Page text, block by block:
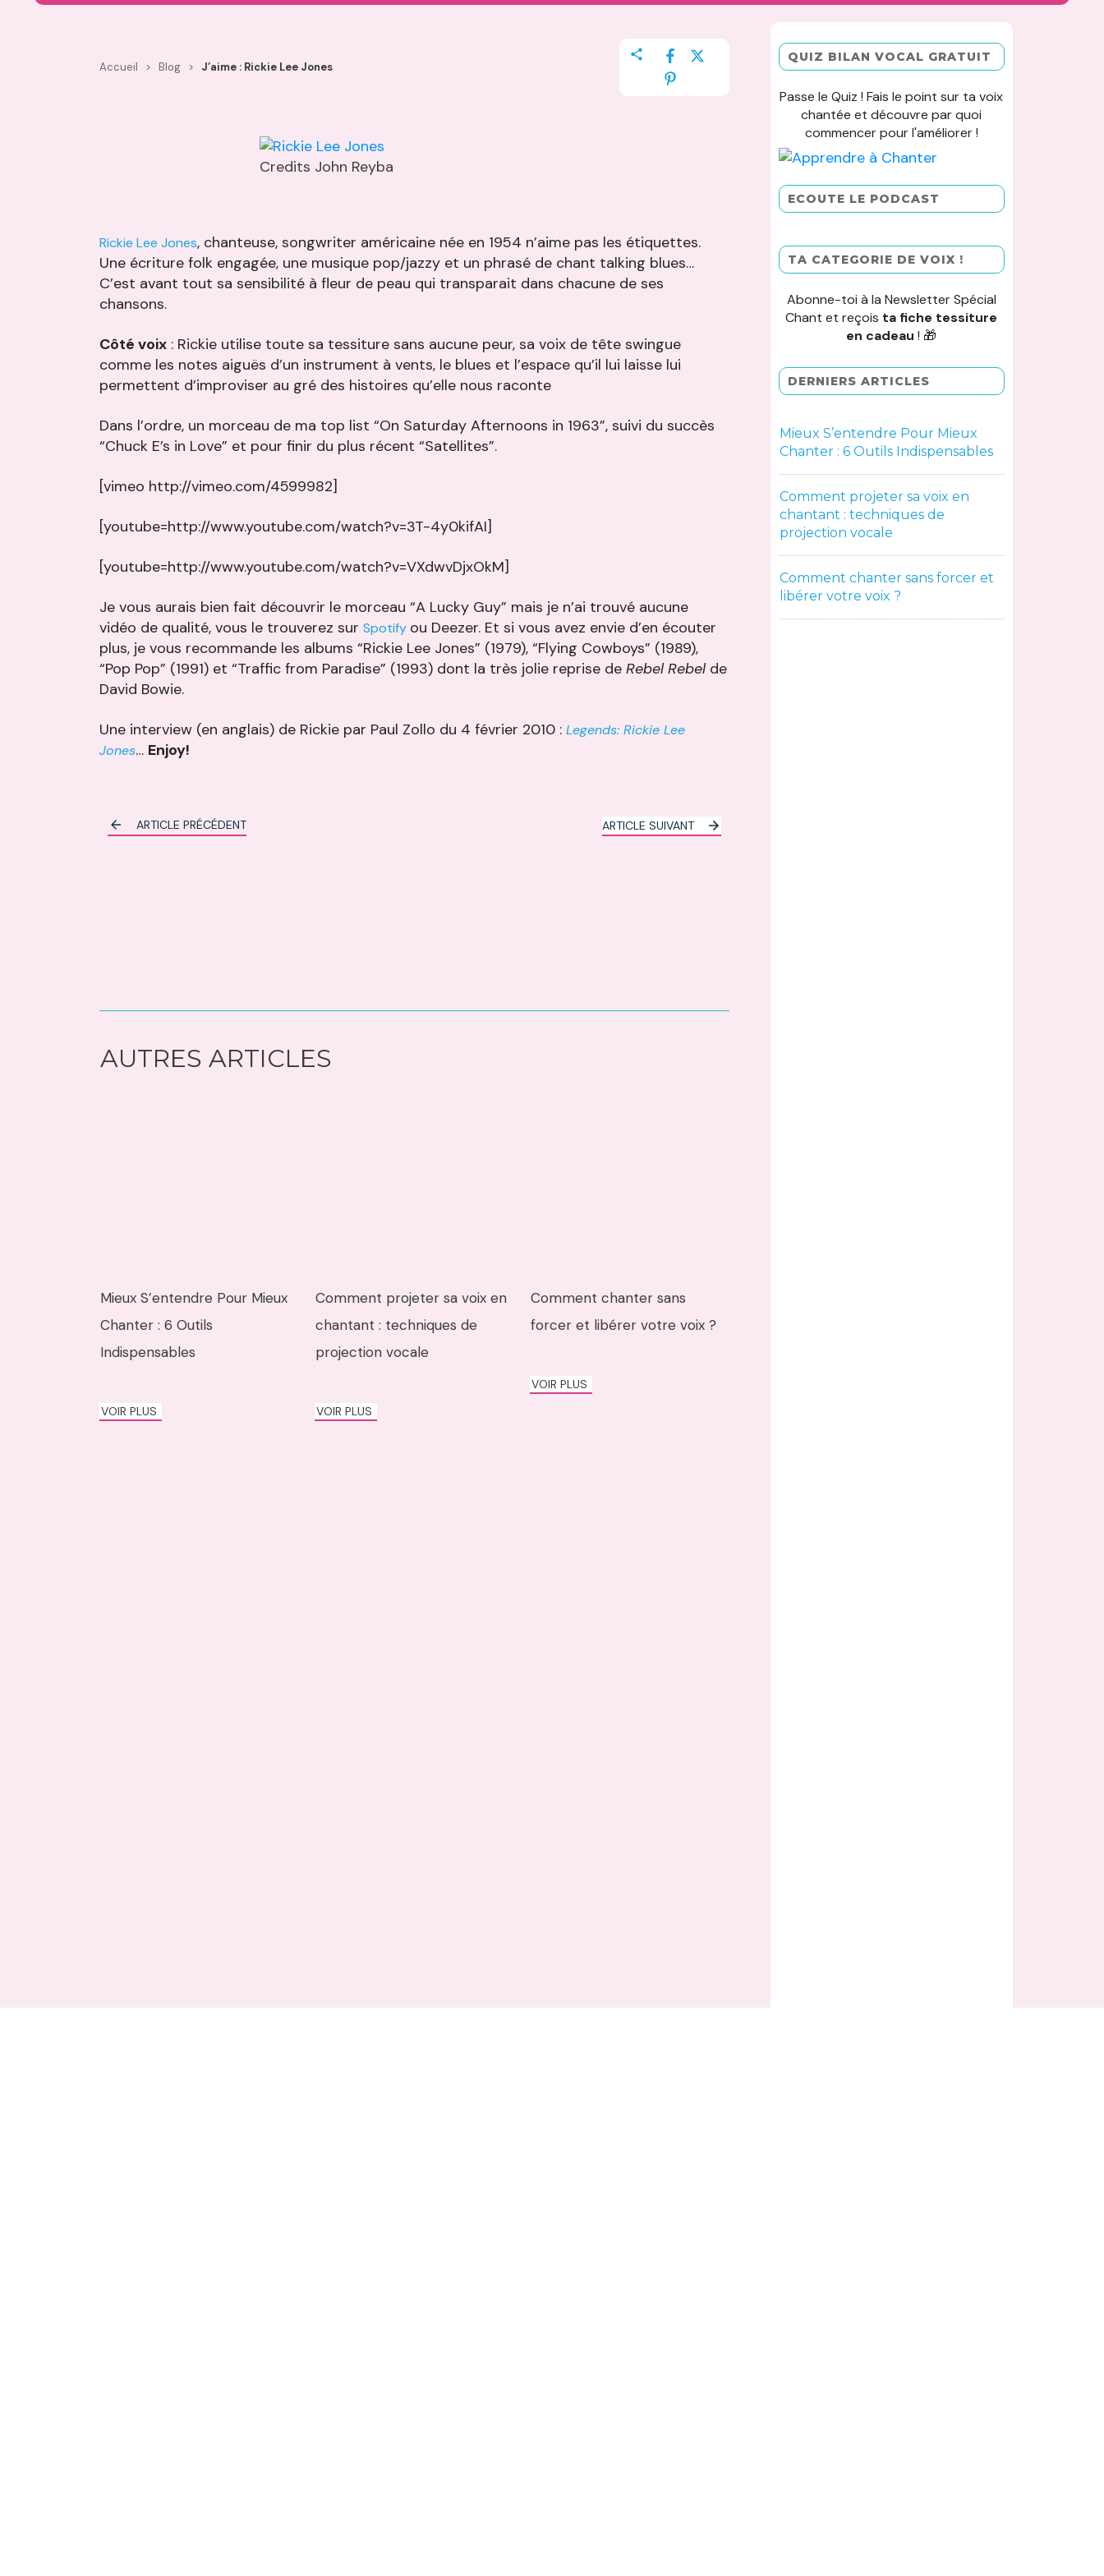
Accueil > Blog > J’aime : Rickie Lee Jones
Credits John Reyba
Rickie Lee Jones, chanteuse, songwriter américaine née en 1954 n’aime pas les étiquettes.
Une écriture folk engagée, une musique pop/jazzy et un phrasé de chant talking blues…
C’est avant tout sa sensibilité à fleur de peau qui transparait dans chacune de ses
chansons.
Côté voix : Rickie utilise toute sa tessiture sans aucune peur, sa voix de tête swingue
comme les notes aiguës d’un instrument à vents, le blues et l’espace qu’il lui laisse lui
permettent d’improviser au gré des histoires qu’elle nous raconte
Dans l’ordre, un morceau de ma top list “On Saturday Afternoons in 1963”, suivi du succès
“Chuck E’s in Love” et pour finir du plus récent “Satellites”.
[vimeo http://vimeo.com/4599982]
[youtube=http://www.youtube.com/watch?v=3T-4y0kifAI]
[youtube=http://www.youtube.com/watch?v=VXdwvDjxOkM]
Je vous aurais bien fait découvrir le morceau “A Lucky Guy” mais je n’ai trouvé aucune
vidéo de qualité, vous le trouverez sur Spotify ou Deezer. Et si vous avez envie d’en écouter
plus, je vous recommande les albums “Rickie Lee Jones” (1979), “Flying Cowboys” (1989),
“Pop Pop” (1991) et “Traffic from Paradise” (1993) dont la très jolie reprise de Rebel Rebelde
David Bowie.
Une interview (en anglais) de Rickie par Paul Zollo du 4 février 2010 : Legends: Rickie Lee
Jones… Enjoy!
ARTICLE PRÉCÉDENT ARTICLE SUIVANT
AUTRES ARTICLES
Mieux S’entendre Pour Mieux
Chanter : 6 Outils
Indispensables
VOIR PLUS
Comment projeter sa voix en
chantant : techniques de
projection vocale
VOIR PLUS
Comment chanter sans
forcer et libérer votre voix ?
VOIR PLUS
QUIZ BILAN VOCAL GRATUIT
Passe le Quiz ! Fais le point sur ta voix
chantée et découvre par quoi
commencer pour l'améliorer !
ECOUTE LE PODCAST
TA CATEGORIE DE VOIX !
Abonne-toi à la Newsletter Spécial
Chant et reçois ta fiche tessiture
en cadeau ! 🎁
DERNIERS ARTICLES
Mieux S’entendre Pour Mieux
Chanter : 6 Outils Indispensables
Comment projeter sa voix en
chantant : techniques de
projection vocale
Comment chanter sans forcer et
libérer votre voix ?